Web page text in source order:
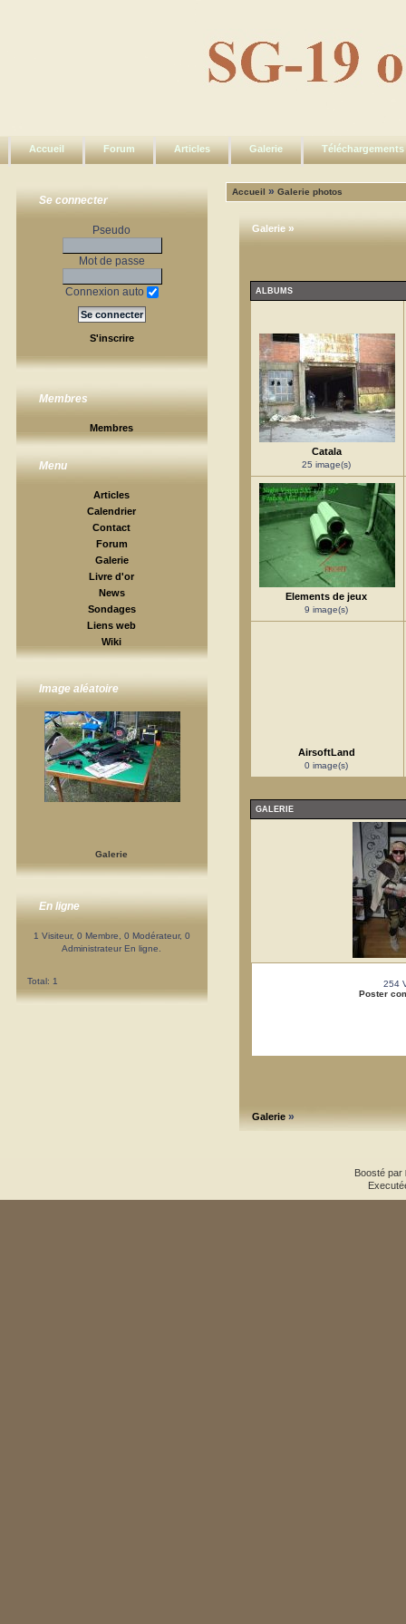
Accueil Forum Articles Galerie Téléchargements
Se connecter
Pseudo
Mot de passe
Connexion auto
S'inscrire
Membres
Membres
Menu
Articles
Calendrier
Contact
Forum
Galerie
Livre d'or
News
Sondages
Liens web
Wiki
Image aléatoire
Galerie
En ligne
1 Visiteur, 0 Membre, 0 Modérateur, 0
Administrateur En ligne.
Total: 1
Accueil »Galerie photos
Galerie »
ALBUMS
Catala
25 image(s)
Elements de jeux
9 image(s)
AirsoftLand
0 image(s)
GALERIE
254
Poster
Galerie»
Boosté par